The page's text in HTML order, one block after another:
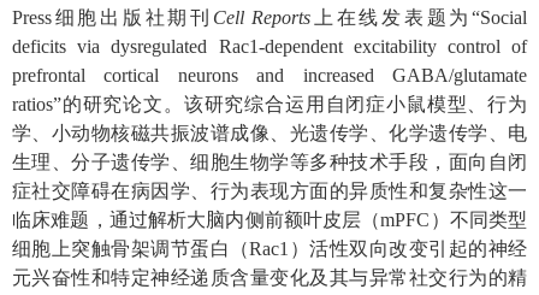
Press细胞出版社期刊 Cell Reports 上在线发表题为“Social
deficits via dysregulated Rac1-dependent excitability control of
prefrontal cortical neurons and increased GABA/glutamate
ratios”的研究论文。该研究综合运用自闭症小鼠模型、行为
学、小动物核磁共振波谱成像、光遗传学、化学遗传学、电
生理、分子遗传学、细胞生物学等多种技术手段，面向自闭
症社交障碍在病因学、行为表现方面的异质性和复杂性这一
临床难题，通过解析大脑内侧前额叶皮层（mPFC）不同类型
细胞上突触骨架调节蛋白（Rac1）活性双向改变引起的神经
元兴奋性和特定神经递质含量变化及其与异常社交行为的精